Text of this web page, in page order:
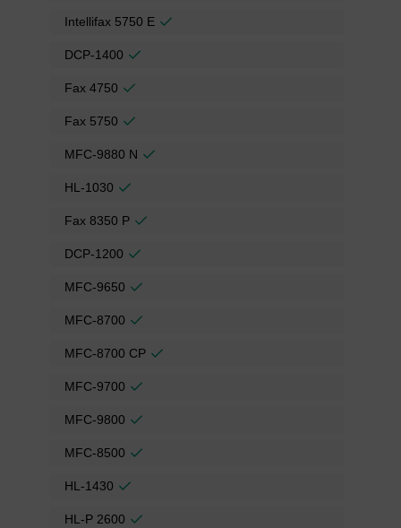
Intellifax 5750 E
DCP-1400
Fax 4750
Fax 5750
MFC-9880 N
HL-1030
Fax 8350 P
DCP-1200
MFC-9650
MFC-8700
MFC-8700 CP
MFC-9700
MFC-9800
MFC-8500
HL-1430
HL-P 2600